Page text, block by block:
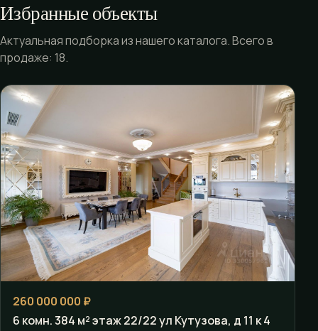
Избранные объекты
Актуальная подборка из нашего каталога. Всего в
продаже: 18.
260 000 000 ₽
6 комн. 384 м² этаж 22/22 ул Кутузова, д 11 к 4